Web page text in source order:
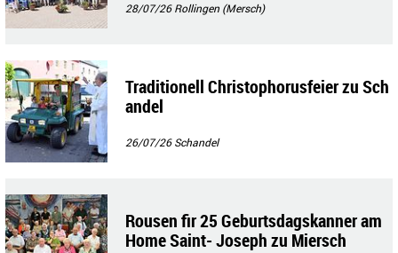
28/07/26Rollingen (Mersch)
Traditionell Christophorusfeier zu Sch
andel
26/07/26Schandel
Rousen fir 25 Geburtsdagskanner am
Home Saint- Joseph zu Miersch